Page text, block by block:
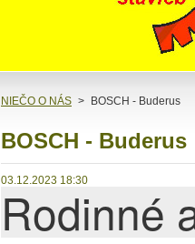
NIEČO O NÁS > BOSCH - Buderus
BOSCH - Buderus
03.12.2023 18:30
Rodinné